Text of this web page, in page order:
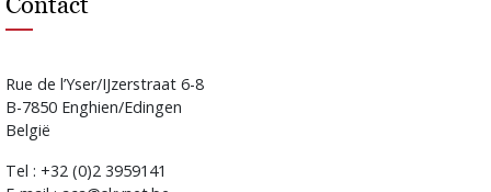
Rue de l’Yser/IJzerstraat 6-8
B-7850 Enghien/Edingen
België
Tel : +32 (0)2 3959141